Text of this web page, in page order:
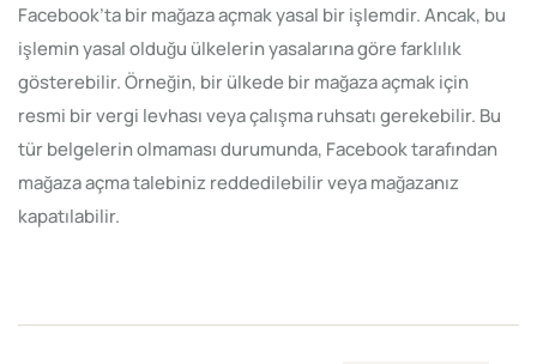
Facebook’ta bir mağaza açmak yasal bir işlemdir. Ancak, bu
işlemin yasal olduğu ülkelerin yasalarına göre farklılık
gösterebilir. Örneğin, bir ülkede bir mağaza açmak için
resmi bir vergi levhası veya çalışma ruhsatı gerekebilir. Bu
tür belgelerin olmaması durumunda, Facebook tarafından
mağaza açma talebiniz reddedilebilir veya mağazanız
kapatılabilir.